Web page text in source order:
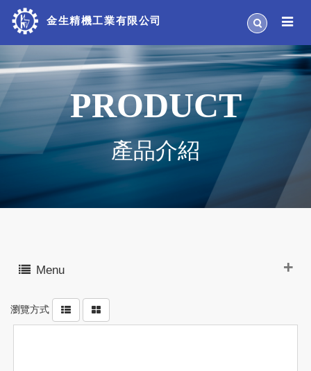
金生精機工業有限公司
PRODUCT
產品介紹
Menu
瀏覽方式